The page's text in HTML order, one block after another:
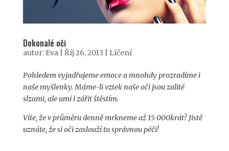
Dokonalé oči
autor: Eva| Říj 26, 2013 Líčení
Pohledem vyjadřujeme emoce a mnohdy prozradíme i
naše myšlenky. Máme-li vztek naše oči jsou zalité
slzami, ale umí i zářit štěstím.
Víte, že v průměru denně mrkneme až 15 000krát? Jistě
uznáte, že si oči zaslouží tu správnou péči!